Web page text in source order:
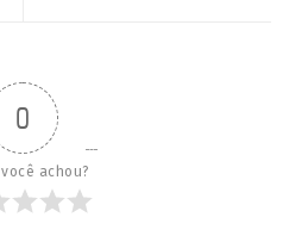
0
achou?